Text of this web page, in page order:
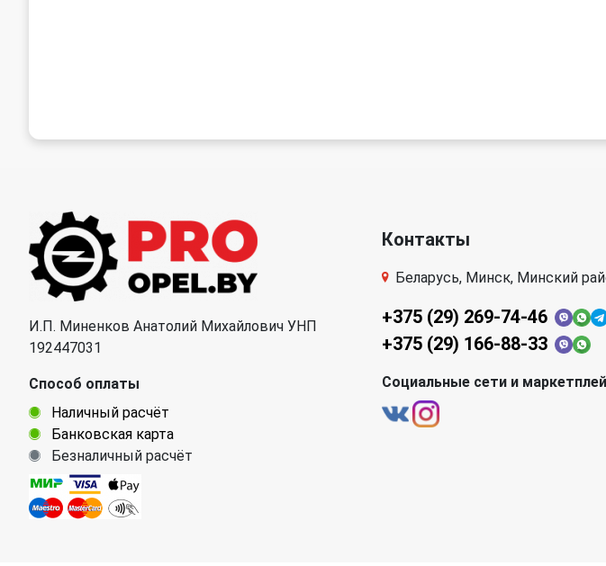
И.П. Миненков Анатолий Михайлович УНП
192447031
Способ оплаты
Наличный расчёт
Банковская карта
Безналичный расчёт
Контакты
Беларусь, Минск, Минский
+375 (29) 269-74-46
+375 (29) 166-88-33
Социальные сети и